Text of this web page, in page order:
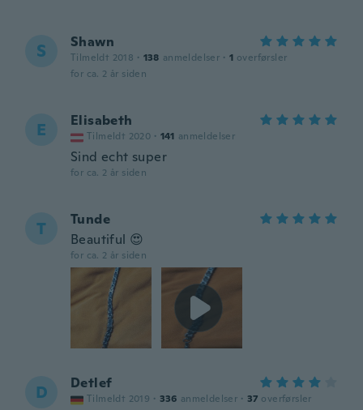
S Shawn
Tilmeldt 2018 · 138 anmeldelser · 1 overførsler
for ca. 2 år siden
E Elisabeth
Tilmeldt 2020 · 141 anmeldelser
Sind echt super
for ca. 2 år siden
T
Tunde
Beautiful 😍
for ca. 2 år siden
D Detlef
Tilmeldt 2019 · 336 anmeldelser · 37 overførsler